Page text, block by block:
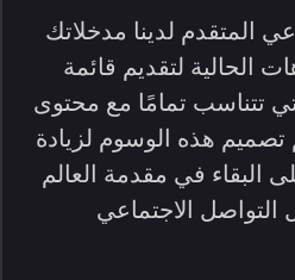
المتقدم لدينا مدخلاتك
الحالية لتقديم قائمة
تتناسب تمامًا مع محتوى
تصميم هذه الوسوم لزيادة
البقاء في مقدمة العالم